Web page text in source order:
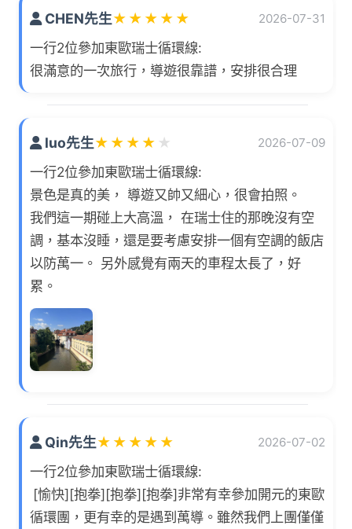
CHEN先生★ ★ ★ ★ ★ 2026-07-31
一行2位參加東歐瑞士循環線:
很滿意的一次旅行，導遊很靠譜，安排很合理
luo先生★ ★ ★ ★ ★ 2026-07-09
一行2位參加東歐瑞士循環線:
景色是真的美， 導遊又帥又細心，很會拍照。
我們這一期碰上大高溫， 在瑞士住的那晚沒有空
調，基本沒睡，還是要考慮安排一個有空調的飯店
以防萬一。 另外感覺有兩天的車程太長了，好
累。
Qin先生★ ★ ★ ★ ★ 2026-07-02
一行2位參加東歐瑞士循環線:
[愉快][抱拳][抱拳][抱拳]非常有幸參加開元的東歐
循環團，更有幸的是遇到萬導。雖然我們上團僅僅